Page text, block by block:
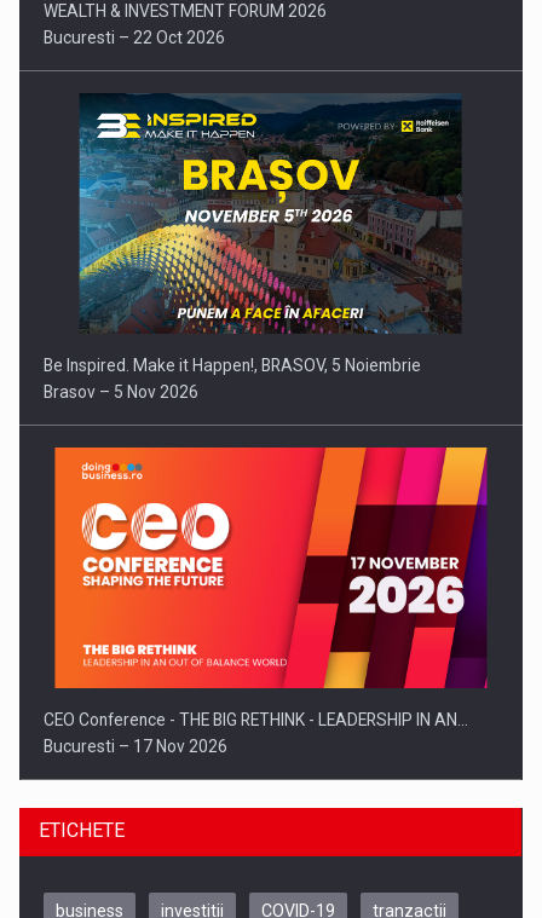
WEALTH & INVESTMENT FORUM 2026
Bucuresti – 22 Oct 2026
Be Inspired. Make it Happen!, BRASOV, 5 Noiembrie
Brasov – 5 Nov 2026
CEO Conference - THE BIG RETHINK - LEADERSHIP IN AN…
Bucuresti – 17 Nov 2026
ETICHETE
business investitii COVID-19 tranzactii